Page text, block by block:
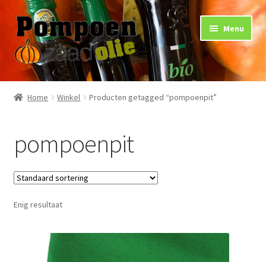
Ga
door
naar
navigatie
Ga
naar
de
inhoud
Menu
Home
Gezondheid
Arthritis
Huidverzorging
Nieren
Home Winkel Producten getagged “pompoenpit”
pompoenpit
Enig resultaat